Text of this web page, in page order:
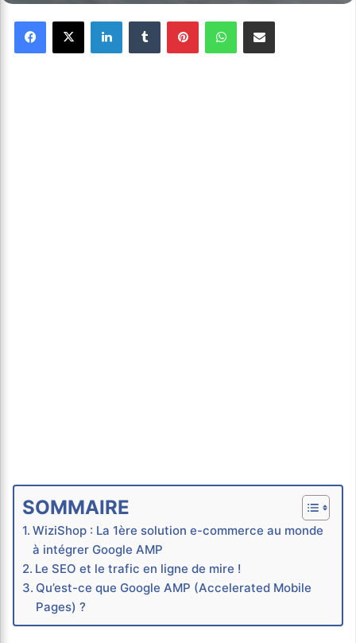
SOMMAIRE
WiziShop : La 1ère solution e-commerce au monde
à intégrer Google AMP
Le SEO et le trafic en ligne de mire !
Qu’est-ce que Google AMP (Accelerated Mobile
Pages) ?